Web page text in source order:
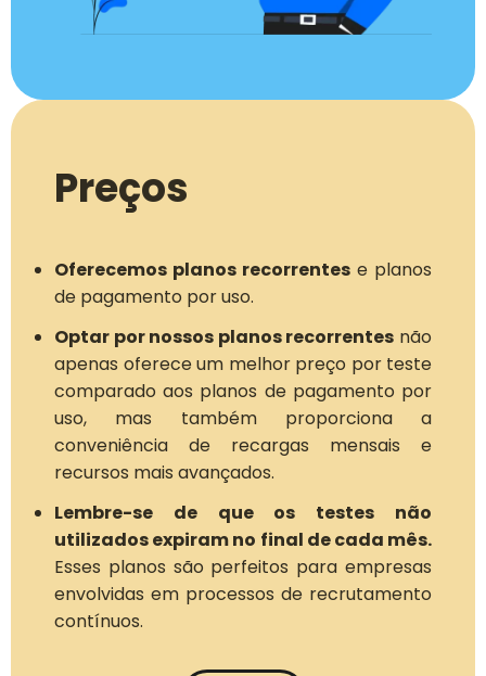
Preços
Oferecemos planos recorrentes e planos
de pagamento por uso.
Optar por nossos planos recorrentes não
apenas oferece um melhor preço por teste
comparado aos planos de pagamento por
uso, mas também proporciona a
conveniência de recargas mensais e
recursos mais avançados.
Lembre-se de que os testes não
utilizados expiram no final de cada mês.
Esses planos são perfeitos para empresas
envolvidas em processos de recrutamento
contínuos.